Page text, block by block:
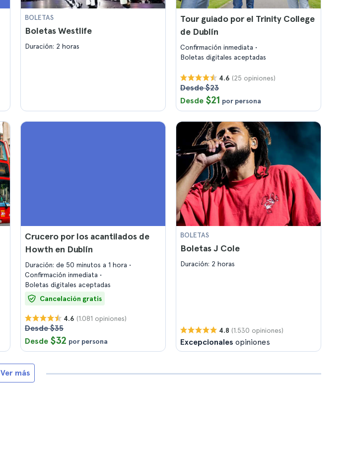
BOLETAS
Boletas Westlife
Duración: 2 horas
Tour guiado por el Trinity College
de Dublín
Confirmación inmediata
Boletas digitales aceptadas
4.6 (25 opiniones)
Desde $23
Desde $21 por persona
Crucero por los acantilados de
Howth en Dublín
Duración: de 50 minutos a 1 hora
Confirmación inmediata
Boletas digitales aceptadas
Cancelación gratis
4.6 (1.081 opiniones)
Desde $35
Desde $32 por persona
BOLETAS
Boletas J Cole
Duración: 2 horas
4.8 (1.530 opiniones)
Excepcionales opiniones
Ver más